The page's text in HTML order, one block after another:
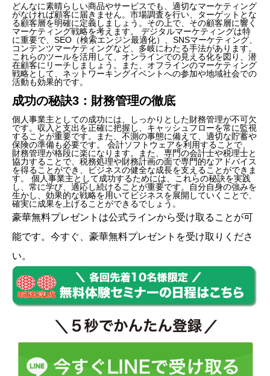
どんなに素晴らしい商品やサービスでも、適切なマーケティング
がなければ顧客に届きません。市場調査を行い、ターゲットとな
る顧客層を明確に定義しましょう。その上で、その顧客層に響く
マーケティング戦略を考えます。 デジタルマーケティングは特
に重要で、SEO（検索エンジン最適化）、SNSマーケティング、
コンテンツマーケティングなど、多岐にわたる手法があります。
これらのツールを活用して、オンラインでの見える化を図り、潜
在顧客にリーチしましょう。また、オフラインのマーケティング
戦略として、ネットワーキングイベントへの参加や地域社会での
活動も効果的です。
成功の秘訣3：財務管理の徹底
個人事業主としての成功には、しっかりとした財務管理が不可欠
です。収入と支出を正確に把握し、キャッシュフローを常に監視
することが重要です。また、不測の事態に備えて、適切な貯蓄や
保険の準備も必要です。 会計ソフトウェアを利用することで、
財務管理が格段に楽になります。また、専門の会計士や税理士と
協力することで、税務処理や財務計画の面で専門的なアドバイス
を得ることができ、ビジネスの健全な成長を支えることができま
す。 個人事業主として成功するためには、これらの秘訣を実践
し、常に学び、適応し続けることが重要です。自分自身の強みを
生かし、効果的な戦略を用いてビジネスを展開していくことで、
確実に成果を上げることができるでしょう。
豪華無料プレゼントは公式ラインから受け取ることが可
能です。今すぐ、豪華無料プレゼントを受け取りくださ
い。